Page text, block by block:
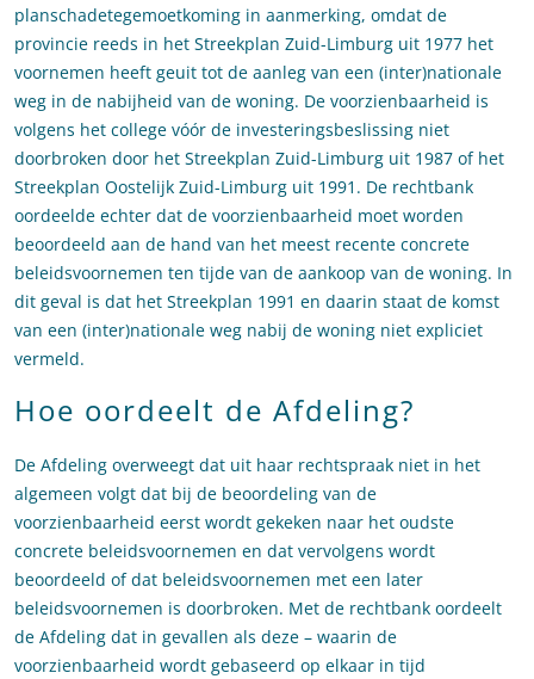
planschadetegemoetkoming in aanmerking, omdat de
provincie reeds in het Streekplan Zuid-Limburg uit 1977 het
voornemen heeft geuit tot de aanleg van een (inter)nationale
weg in de nabijheid van de woning. De voorzienbaarheid is
volgens het college vóór de investeringsbeslissing niet
doorbroken door het Streekplan Zuid-Limburg uit 1987 of het
Streekplan Oostelijk Zuid-Limburg uit 1991. De rechtbank
oordeelde echter dat de voorzienbaarheid moet worden
beoordeeld aan de hand van het meest recente concrete
beleidsvoornemen ten tijde van de aankoop van de woning. In
dit geval is dat het Streekplan 1991 en daarin staat de komst
van een (inter)nationale weg nabij de woning niet expliciet
vermeld.
Hoe oordeelt de Afdeling?
De Afdeling overweegt dat uit haar rechtspraak niet in het
algemeen volgt dat bij de beoordeling van de
voorzienbaarheid eerst wordt gekeken naar het oudste
concrete beleidsvoornemen en dat vervolgens wordt
beoordeeld of dat beleidsvoornemen met een later
beleidsvoornemen is doorbroken. Met de rechtbank oordeelt
de Afdeling dat in gevallen als deze – waarin de
voorzienbaarheid wordt gebaseerd op elkaar in tijd